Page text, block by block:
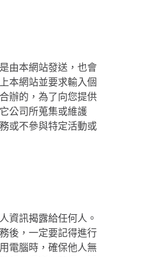
由本網站發送，也會
本網站並要求輸入個
辦的，為了向您提供
公司所蒐集或維護
或不參與特定活動或
資訊揭露給任何人。
後，一定要記得進行
電腦時，確保他人無